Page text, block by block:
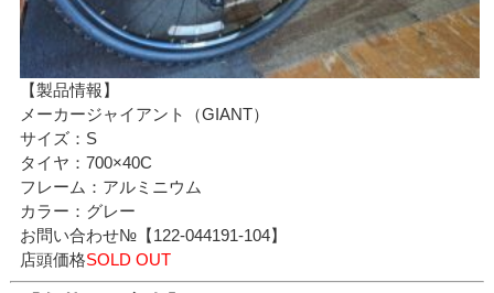
【製品情報】
メーカージャイアント（GIANT）
サイズ：S
タイヤ：700×40C
フレーム：アルミニウム
カラー：グレー
お問い合わせ№【122-044191-104】
店頭価格SOLD OUT